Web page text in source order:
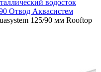
водосток
Отвод Аквасистем
125/90 мм Rooftop